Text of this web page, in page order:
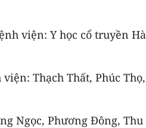
viện: Y học cổ truyền Hà
Thạch Thất, Phúc Thọ,
Ngọc, Phương Đông, Thu